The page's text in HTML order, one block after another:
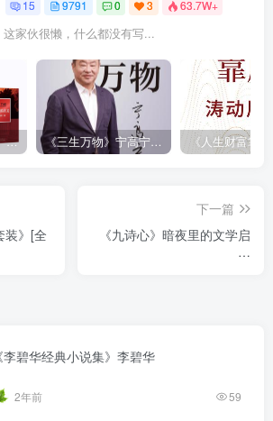
15 9791 0 3 63.7W+
这家伙很懒，什么都没有写...
《周梅森作品全集》[共30册] 《三生万物》宁高宁（epub+mobi+azw3+pdf）
装》[全
下一篇
《九诗心》暗夜里的文学启
明
李碧华经典小说集》李碧华
2年前 59